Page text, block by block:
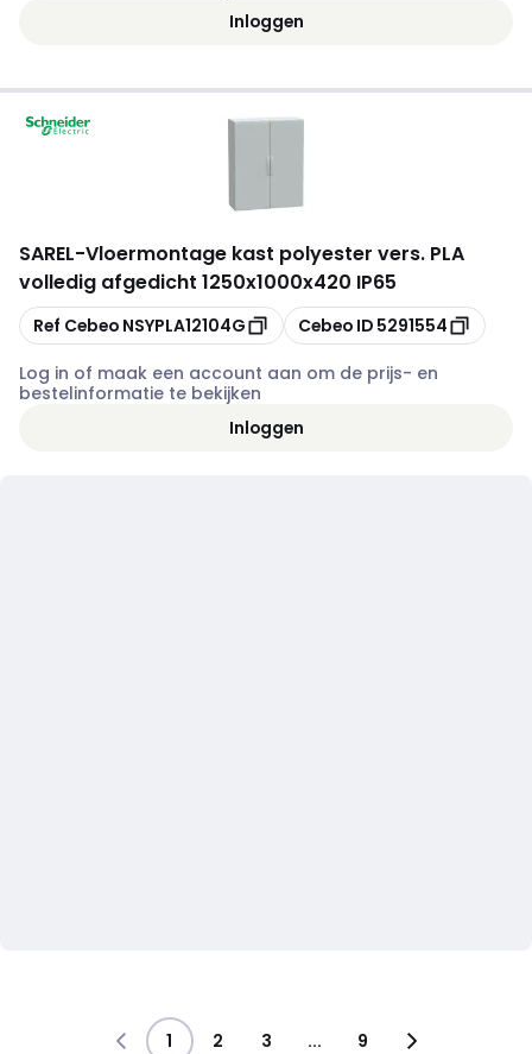
Inloggen
SAREL-Vloermontage kast polyester vers. PLA
volledig afgedicht 1250x1000x420 IP65
Kopiëren
Ref Cebeo NSYPLA12104G Kopiëren
Cebeo ID 5291554
Log in of maak een account aan om de prijs- en
bestelinformatie te bekijken
Inloggen
1 2 3 ... 9